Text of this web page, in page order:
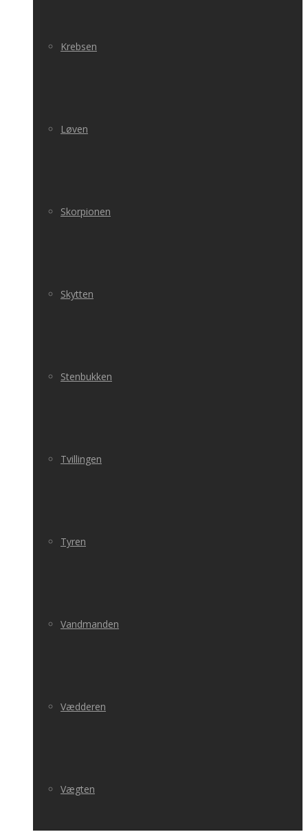
Krebsen
Løven
Skorpionen
Skytten
Stenbukken
Tvillingen
Tyren
Vandmanden
Vædderen
Vægten